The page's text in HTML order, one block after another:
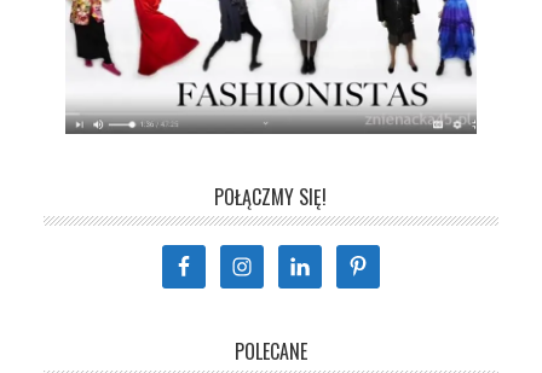
POŁĄCZMY SIĘ!
POLECANE